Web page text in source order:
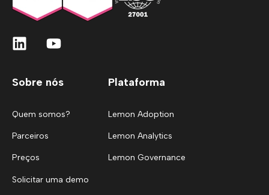
Sobre nós
Quem somos?
Parceiros
Preços
Solicitar uma demo
Plataforma
Lemon Adoption
Lemon Analytics
Lemon Governance